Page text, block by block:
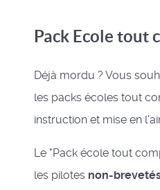
Pack Ecole tout
Déjà mordu ? Vous
les packs écoles tout
instruction et mise en
Le "Pack école tout
les pilotes non-